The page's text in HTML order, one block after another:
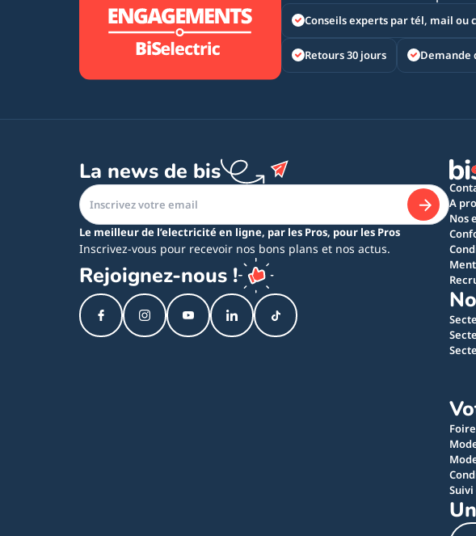
Conseils experts par tél, mail ou
Retours 30 jours Demande
La news de bis
Le meilleur de l’electricité en ligne, par les Pros, pour les Pros
Inscrivez-vous pour recevoir nos bons plans et nos actus.
Rejoignez-nous !
A
Nos